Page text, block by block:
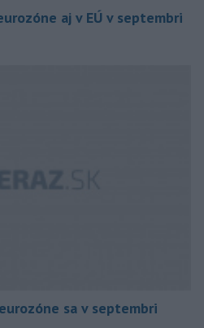
aj v EÚ v septembri
sa v septembri